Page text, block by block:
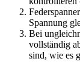
Spannung
Bei
vollständig
sind, wie es